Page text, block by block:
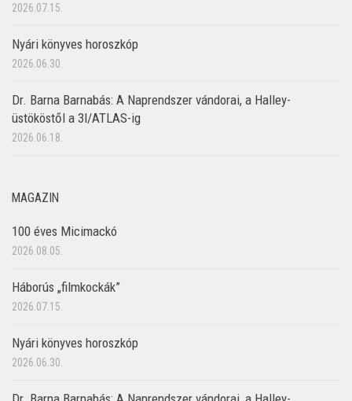
2026.07.15.
Nyári könyves horoszkóp
2026.06.30.
Dr. Barna Barnabás: A Naprendszer vándorai, a Halley-
üstököstől a 3I/ATLAS-ig
2026.06.18.
MAGAZIN
100 éves Micimackó
2026.08.05.
Háborús „filmkockák”
2026.07.15.
Nyári könyves horoszkóp
2026.06.30.